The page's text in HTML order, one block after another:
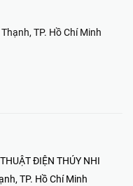
TP. Hồ Chí Minh
ĐIỆN THÚY NHI
TP. Hồ Chí Minh